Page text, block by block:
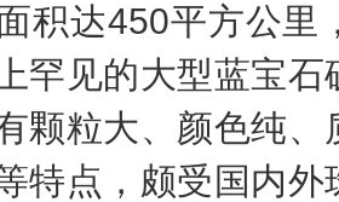
积达450平方公里
罕见的大型蓝宝
颗粒大、颜色纯
特点，颇受国内